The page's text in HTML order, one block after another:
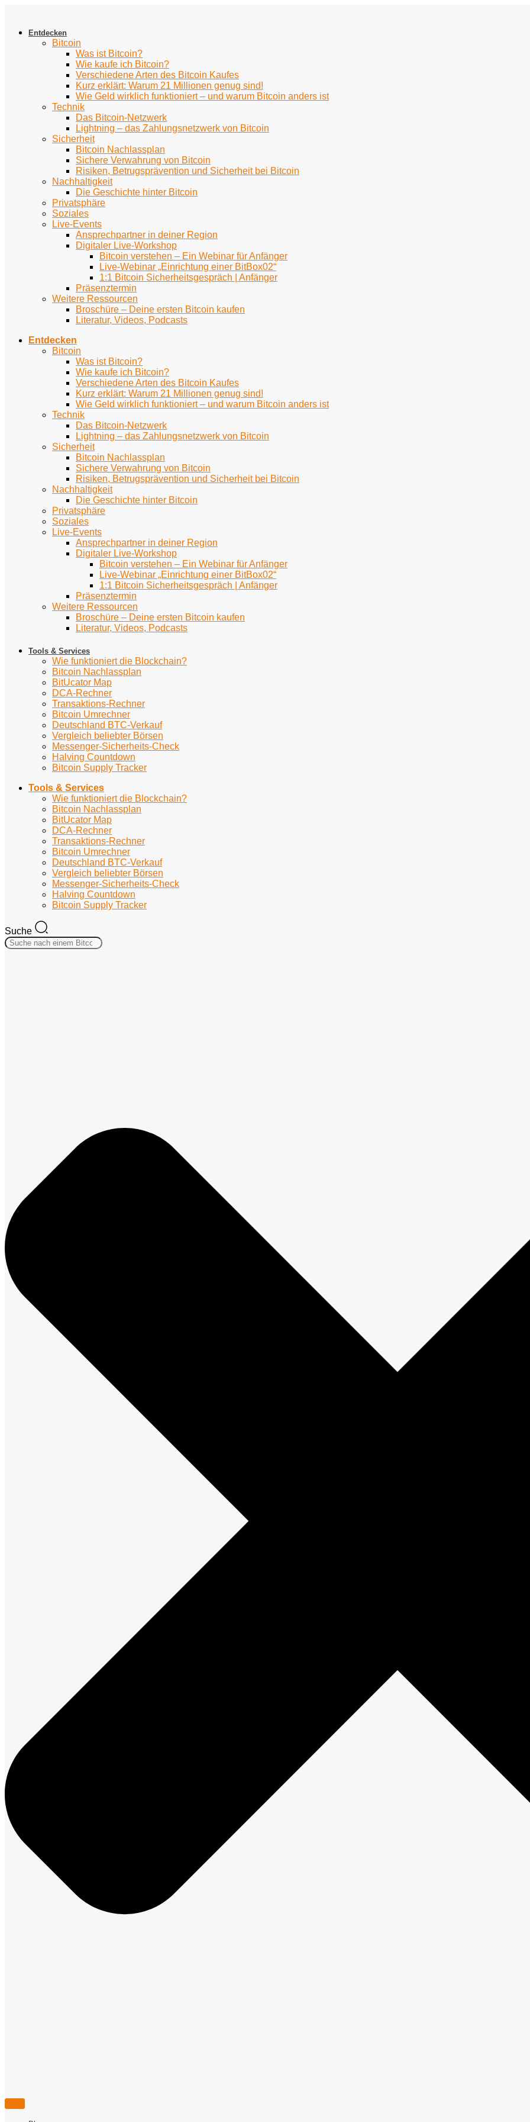
springenEntdecken
Bitcoin
Was ist Bitcoin?
Wie kaufe ich Bitcoin?
Verschiedene Arten des Bitcoin Kaufes
Kurz erklärt: Warum 21 Millionen genug sind!
Wie Geld wirklich funktioniert – und warum Bitcoin anders ist
Technik
Das Bitcoin-Netzwerk
Lightning – das Zahlungsnetzwerk von Bitcoin
Sicherheit
Bitcoin Nachlassplan
Sichere Verwahrung von Bitcoin
Risiken, Betrugsprävention und Sicherheit bei Bitcoin
Nachhaltigkeit
Die Geschichte hinter Bitcoin
Privatsphäre
Soziales
Live-Events
Ansprechpartner in deiner Region
Digitaler Live-Workshop
Bitcoin verstehen – Ein Webinar für Anfänger
Live-Webinar „Einrichtung einer BitBox02“
1:1 Bitcoin Sicherheitsgespräch | Anfänger
Präsenztermin
Weitere Ressourcen
Broschüre – Deine ersten Bitcoin kaufen
Literatur, Videos, Podcasts
Entdecken
Bitcoin
Was ist Bitcoin?
Wie kaufe ich Bitcoin?
Verschiedene Arten des Bitcoin Kaufes
Kurz erklärt: Warum 21 Millionen genug sind!
Wie Geld wirklich funktioniert – und warum Bitcoin anders ist
Technik
Das Bitcoin-Netzwerk
Lightning – das Zahlungsnetzwerk von Bitcoin
Sicherheit
Bitcoin Nachlassplan
Sichere Verwahrung von Bitcoin
Risiken, Betrugsprävention und Sicherheit bei Bitcoin
Nachhaltigkeit
Die Geschichte hinter Bitcoin
Privatsphäre
Soziales
Live-Events
Ansprechpartner in deiner Region
Digitaler Live-Workshop
Bitcoin verstehen – Ein Webinar für Anfänger
Live-Webinar „Einrichtung einer BitBox02“
1:1 Bitcoin Sicherheitsgespräch | Anfänger
Präsenztermin
Weitere Ressourcen
Broschüre – Deine ersten Bitcoin kaufen
Literatur, Videos, Podcasts
Tools & Services
Wie funktioniert die Blockchain?
Bitcoin Nachlassplan
BitUcator Map
DCA-Rechner
Transaktions-Rechner
Bitcoin Umrechner
Deutschland BTC-Verkauf
Vergleich beliebter Börsen
Messenger-Sicherheits-Check
Halving Countdown
Bitcoin Supply Tracker
Tools & Services
Wie funktioniert die Blockchain?
Bitcoin Nachlassplan
BitUcator Map
DCA-Rechner
Transaktions-Rechner
Bitcoin Umrechner
Deutschland BTC-Verkauf
Vergleich beliebter Börsen
Messenger-Sicherheits-Check
Halving Countdown
Bitcoin Supply Tracker
Suche